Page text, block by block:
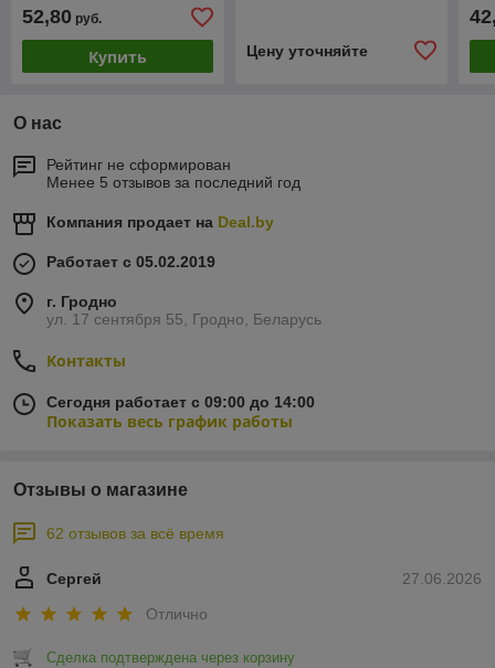
задняя часть DAEWOO
MATIZ I (KLYA/M100)
52,80 руб.
Купить Цену уточняйте
О нас
Рейтинг не сформирован
Менее 5 отзывов за последний год
Компания продает на Deal.by
Работает с 05.02.2019
г. Гродно
ул. 17 сентября 55, Гродно, Беларусь
Контакты
Сегодня работает с 09:00 до 14:00
Показать весь график работы
Отзывы о магазине
62 отзывов за всё время
27.06.2026
Сергей
Отлично
Сделка подтверждена через корзину